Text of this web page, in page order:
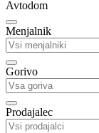
Avtodom
Menjalnik
Gorivo
Prodajalec